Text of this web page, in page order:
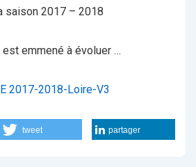
saison 2017 – 2018
emmené à évoluer …
2017-2018-Loire-V3
tweet partager